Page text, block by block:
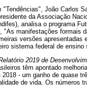
"Tendências", João Carlos
da Associação
analisa o programa
"As manifestações formais
versões apresentadas
sistema federal de ensino
2019 de
têm apontado
2018 - um ganho de quase
de vida. Os números